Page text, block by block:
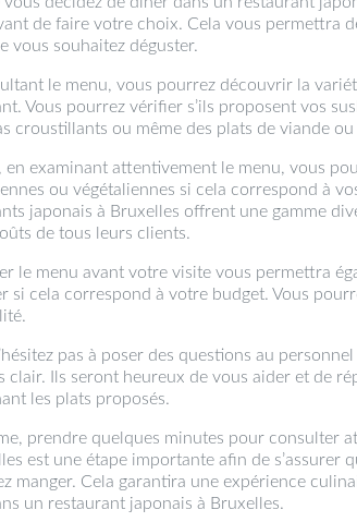
de faire votre choix. Cela vous permettra
vous souhaitez déguster.
le menu, vous pourrez découvrir la
Vous pourrez vérifier s’ils proposent vos
croustillants ou même des plats de viande
en examinant attentivement le menu, vous
ou végétaliennes si cela correspond à
japonais à Bruxelles offrent une gamme
de tous leurs clients.
le menu avant votre visite vous permettra
si cela correspond à votre budget. Vous
pas à poser des questions au
clair. Ils seront heureux de vous aider et de
les plats proposés.
prendre quelques minutes pour consulter
est une étape importante afin de s’assurer
manger. Cela garantira une expérience
un restaurant japonais à Bruxelles.